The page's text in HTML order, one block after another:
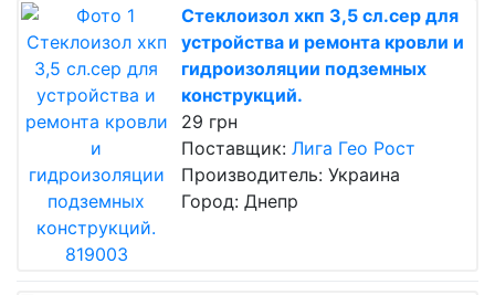
Стеклоизол хкп 3,5 сл.сер для
устройства и ремонта кровли и
гидроизоляции подземных
конструкций.
29 грн
Поставщик: Лига Гео Рост
Производитель: Украина
Город: Днепр